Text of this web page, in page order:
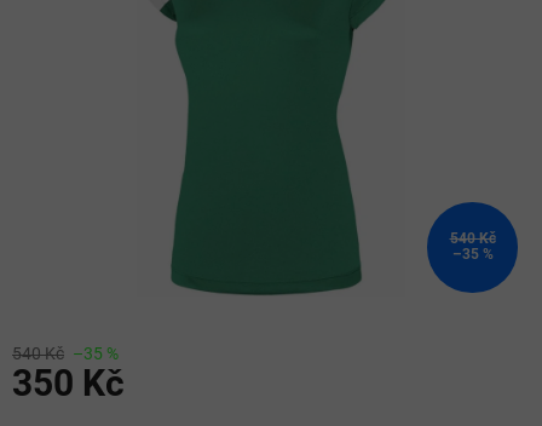
540 Kč
–35 %
540 Kč –35 %
350 Kč